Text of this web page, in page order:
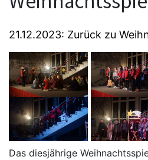
21.12.2023: Zurück zu
Das diesjährige